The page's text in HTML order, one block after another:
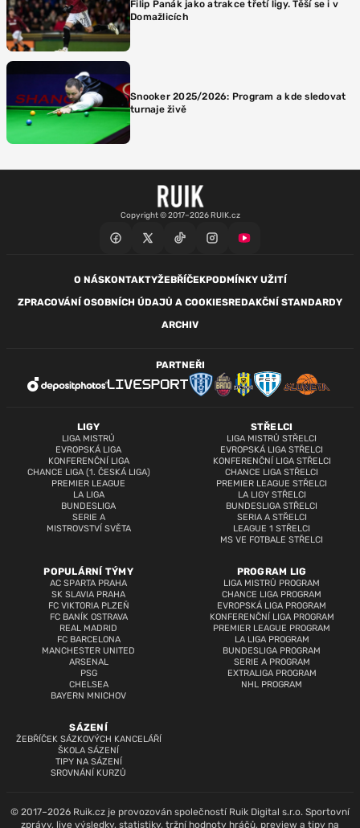
Filip Panák jako atrakce třetí ligy. Těší se i v
Domažlicích
Snooker 2025/2026: Program a kde sledovat
turnaje živě
Copyright © 2017–2026 RUIK.cz
O NÁSKONTAKTYŽEBŘÍČEKPODMÍNKY UŽITÍ
ZPRACOVÁNÍ OSOBNÍCH ÚDAJŮ A COOKIESREDAKČNÍ STANDARDY
ARCHIV
LIGY
LIGA MISTRŮ
EVROPSKÁ LIGA
KONFERENČNÍ LIGA
CHANCE LIGA (1. ČESKÁ LIGA)
PREMIER LEAGUE
LA LIGA
BUNDESLIGA
SERIE A
MISTROVSTVÍ SVĚTA
STŘELCI
LIGA MISTRŮ STŘELCI
EVROPSKÁ LIGA STŘELCI
KONFERENČNÍ LIGA STŘELCI
CHANCE LIGA STŘELCI
PREMIER LEAGUE STŘELCI
LA LIGY STŘELCI
BUNDESLIGA STŘELCI
SERIA A STŘELCI
LEAGUE 1 STŘELCI
MS VE FOTBALE STŘELCI
POPULÁRNÍ TÝMY
AC SPARTA PRAHA
SK SLAVIA PRAHA
FC VIKTORIA PLZEŇ
FC BANÍK OSTRAVA
REAL MADRID
FC BARCELONA
MANCHESTER UNITED
ARSENAL
PSG
CHELSEA
BAYERN MNICHOV
PROGRAM LIG
LIGA MISTRŮ PROGRAM
CHANCE LIGA PROGRAM
EVROPSKÁ LIGA PROGRAM
KONFERENČNÍ LIGA PROGRAM
PREMIER LEAGUE PROGRAM
LA LIGA PROGRAM
BUNDESLIGA PROGRAM
SERIE A PROGRAM
EXTRALIGA PROGRAM
NHL PROGRAM
SÁZENÍ
ŽEBŘÍČEK SÁZKOVÝCH KANCELÁŘÍ
ŠKOLA SÁZENÍ
TIPY NA SÁZENÍ
SROVNÁNÍ KURZŮ
PARTNEŘI
© 2017–2026 Ruik.cz je provozován společností Ruik Digital s.r.o. Sportovní
zprávy, live výsledky, statistiky, tržní hodnoty hráčů, preview a tipy na